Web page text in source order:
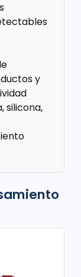
y
silicona,